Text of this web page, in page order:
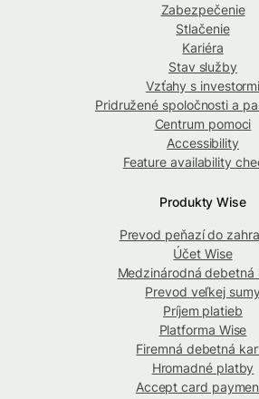
Zabezpečenie
Stlačenie
Kariéra
Stav služby
Vzťahy s investormi
Pridružené spoločnosti a
Centrum pomoci
Accessibility
Feature availability
Produkty Wise
Prevod peňazí do
Účet Wise
Medzinárodná debetná
Prevod veľkej sumy
Príjem platieb
Platforma Wise
Firemná debetná
Hromadné platby
Accept card